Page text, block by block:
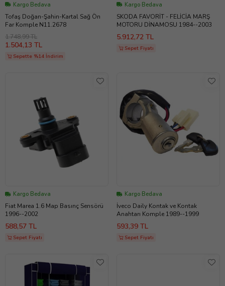
Kargo Bedava
Tofaş Doğan-Şahin-Kartal Sağ Ön
Far Komple N11.2678
1.748,99 TL
1.504,13 TL
Sepette %14 İndirim
Kargo Bedava
SKODA FAVORİT - FELİCİA MARŞ
MOTORU DİNAMOSU 1984--2003
5.912,72 TL
Sepet Fiyatı
Kargo Bedava
Fiat Marea 1.6 Map Basınç Sensörü
1996--2002
588,57 TL
Sepet Fiyatı
Kargo Bedava
İveco Daily Kontak ve Kontak
Anahtarı Komple 1989--1999
593,39 TL
Sepet Fiyatı